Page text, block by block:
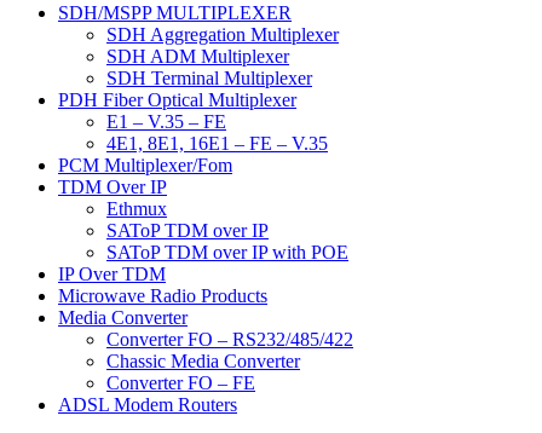
SDH/MSPP MULTIPLEXER
SDH Aggregation Multiplexer
SDH ADM Multiplexer
SDH Terminal Multiplexer
PDH Fiber Optical Multiplexer
E1 – V.35 – FE
4E1, 8E1, 16E1 – FE – V.35
PCM Multiplexer/Fom
TDM Over IP
Ethmux
SAToP TDM over IP
SAToP TDM over IP with POE
IP Over TDM
Microwave Radio Products
Media Converter
Converter FO – RS232/485/422
Chassic Media Converter
Converter FO – FE
ADSL Modem Routers